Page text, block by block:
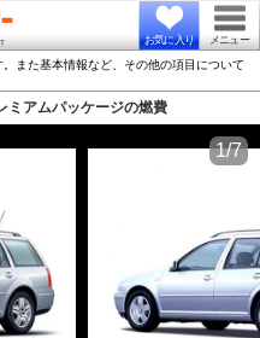
お気に入り メニュー
また基本情報など、その他の項目について
ミアムパッケージの燃費
1/7